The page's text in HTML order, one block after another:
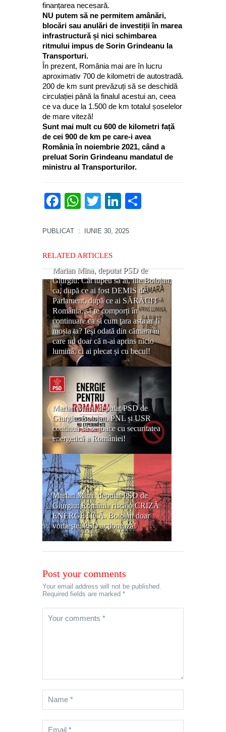
finanțarea necesară.
NU putem să ne permitem amânări,
blocări sau anulări de investiții în marea
infrastructură și nici schimbarea
ritmului impus de Sorin Grindeanu la
Transporturi.
În prezent, România mai are în lucru
aproximativ 700 de kilometri de autostradă.
200 de km sunt prevăzuți să se deschidă
circulației până la finalul acestui an, ceea
ce va duce la 1.500 de km totalul șoselelor
de mare viteză!
Sunt mai mult cu 600 de kilometri față
de cei 900 de km pe care-i avea
România în noiembrie 2021, când a
preluat Sorin Grindeanu mandatul de
ministru al Transporturilor.
Facebook
WhatsApp
TwitterLinkedIn
PUBLICAT : IUNIE 30, 2025
RELATED ARTICLES
Marian Mina, deputat PSD de
Giurgiu: Cât tupeu să ai, Ilie Bolojan,
ca, după ce ai fost DEMIS de
Parlament, după ce ai SĂRĂCIT
România, să te comporți în
continuare ca și cum ţara asta ar fi
moșia ta? Ieși odată din cămara în
care nu doar că n-ai aprins nicio
lumină, ci ai plecat și cu becul!
Marian Mina, deputat PSD de
Giurgiu: Bolojan, PNL și USR
continuă să se joace cu securitatea
energetică a României!
Marian Mina, deputat PSD de
Giurgiu: România riscă o CRIZĂ
ENERGETICĂ. Bolojan doar
vorbeşte, PSD acţionează!
Post your comments
Your email address will not be published.
Required fields are marked *